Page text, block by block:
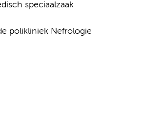
speciaalzaak
polikliniek Nefrologie